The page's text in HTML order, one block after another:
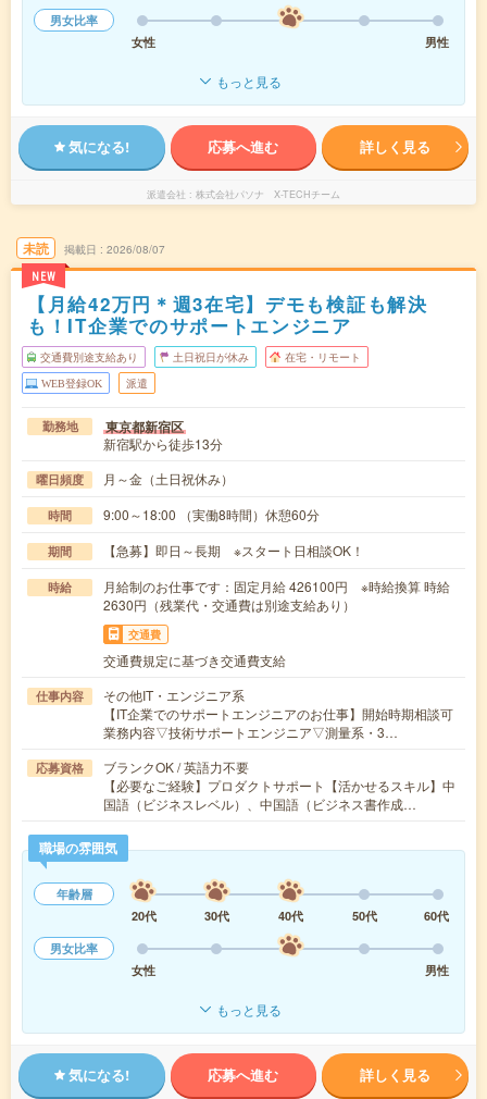
男女比率
女性
男性
もっと見る
気になる! 応募へ進む 詳しく見る
派遣会社 株式会社パソナ X-TECHチーム
未読
NEW
掲載日 2026/08/07
【月給42万円＊週3在宅】デモも検証も解決
も！IT企業でのサポートエンジニア
交通費別途支給あり 土日祝日が休み 在宅・リモート
WEB登録OK 派遣
勤務地 東京都新宿区
新宿駅から徒歩13分
曜日頻度 月～金（土日祝休み）
時間 9:00～18:00 （実働8時間）休憩60分
期間 【急募】即日～長期 ※スタート日相談OK！
時給
月給制のお仕事です：固定月給 426100円 ※時給換算 時給
2630円（残業代・交通費は別途支給あり）
交通費
交通費規定に基づき交通費支給
仕事内容
その他IT・エンジニア系
【IT企業でのサポートエンジニアのお仕事】開始時期相談可
業務内容▽技術サポートエンジニア▽測量系・3…
応募資格
ブランクOK / 英語力不要
【必要なご経験】プロダクトサポート【活かせるスキル】中
国語（ビジネスレベル）、中国語（ビジネス書作成…
職場の雰囲気
年齢層
20代
30代 40代 50代
60代
男女比率
女性
男性
もっと見る
気になる! 応募へ進む 詳しく見る